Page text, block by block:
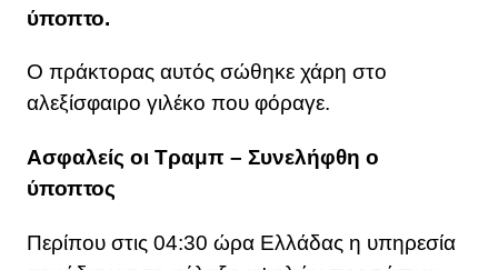
ύποπτο.
Ο πράκτορας αυτός σώθηκε χάρη στο
αλεξίσφαιρο γιλέκο που φόραγε.
Ασφαλείς οι Τραμπ – Συνελήφθη ο
ύποπτος
Περίπου στις 04:30 ώρα Ελλάδας η υπηρεσία